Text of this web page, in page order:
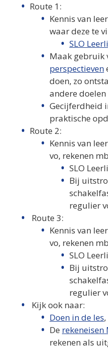
Route 1:
Kennis van
waar deze te
SLO
Maak gebruik
perspectieven
doen, zo
andere doelen
Gecijferdheid
praktische
Route 2:
Kennis van
vo, rekenen
SLO
Bij
regulier
Route 3:
Kennis van
vo, rekenen
SLO
Bij
regulier
Kijk ook naar:
Doen in de les
De rekeneisen
rekenen als